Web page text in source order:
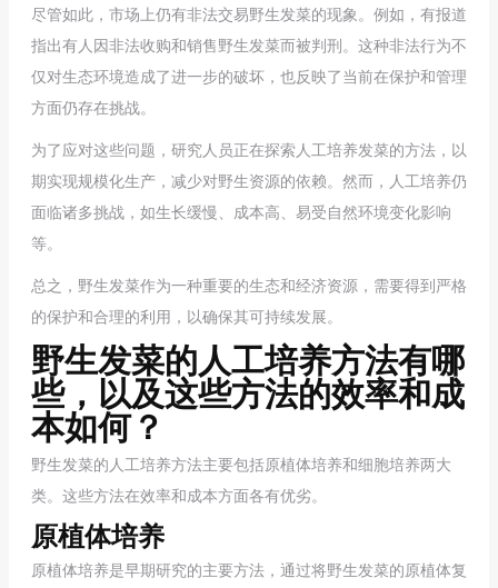
尽管如此，市场上仍有非法交易野生发菜的现象。例如，有报道
指出有人因非法收购和销售野生发菜而被判刑。这种非法行为不
仅对生态环境造成了进一步的破坏，也反映了当前在保护和管理
方面仍存在挑战。
为了应对这些问题，研究人员正在探索人工培养发菜的方法，以
期实现规模化生产，减少对野生资源的依赖。然而，人工培养仍
面临诸多挑战，如生长缓慢、成本高、易受自然环境变化影响
等。
总之，野生发菜作为一种重要的生态和经济资源，需要得到严格
的保护和合理的利用，以确保其可持续发展。
野生发菜的人工培养方法有哪
些，以及这些方法的效率和成
本如何？
野生发菜的人工培养方法主要包括原植体培养和细胞培养两大
类。这些方法在效率和成本方面各有优劣。
原植体培养
原植体培养是早期研究的主要方法，通过将野生发菜的原植体复